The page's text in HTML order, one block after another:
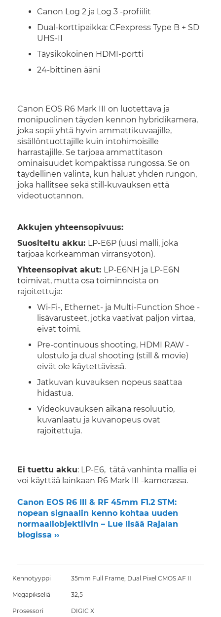
Canon Log 2 ja Log 3 -profiilit
Dual-korttipaikka: CFexpress Type B + SD
UHS-II
Täysikokoinen HDMI-portti
24-bittinen ääni
Canon EOS R6 Mark III on luotettava ja
monipuolinen täyden kennon hybridikamera,
joka sopii yhtä hyvin ammattikuvaajille,
sisällöntuottajille kuin intohimoisille
harrastajille. Se tarjoaa ammattitason
ominaisuudet kompaktissa rungossa. Se on
täydellinen valinta, kun haluat yhden rungon,
joka hallitsee sekä still-kuvauksen että
videotuotannon.
Akkujen yhteensopivuus:
Suositeltu akku: LP-E6P (uusi malli, joka
tarjoaa korkeamman virransyötön).
Yhteensopivat akut: LP-E6NH ja LP-E6N
toimivat, mutta osa toiminnoista on
rajoitettuja:
Wi-Fi-, Ethernet- ja Multi-Function Shoe -
lisävarusteet, jotka vaativat paljon virtaa,
eivät toimi.
Pre-continuous shooting, HDMI RAW -
ulostulo ja dual shooting (still & movie)
eivät ole käytettävissä.
Jatkuvan kuvauksen nopeus saattaa
hidastua.
Videokuvauksen aikana resoluutio,
kuvanlaatu ja kuvanopeus ovat
rajoitettuja.
Ei tuettu akku: LP-E6, tätä vanhinta mallia ei
voi käyttää lainkaan R6 Mark III -kamerassa.
Canon EOS R6 III & RF 45mm F1.2 STM:
nopean signaalin kenno kohtaa uuden
normaaliobjektiivin – Lue lisää Rajalan
blogissa ››
Kennotyyppi 35mm Full Frame, Dual Pixel CMOS AF II
Megapikseliä 32,5
Prosessori DIGIC X